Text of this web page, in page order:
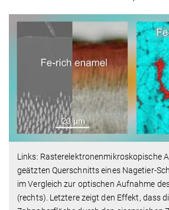
Links: Rasterelektronenmikroskopische
geätzten Querschnitts eines Nagetier-
im Vergleich zur optischen Aufnahme
(rechts). Letztere zeigt den Effekt, dass